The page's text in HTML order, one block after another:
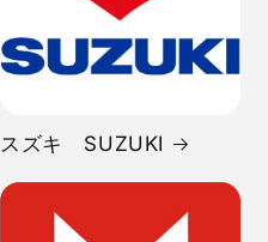
スズキ SUZUKI